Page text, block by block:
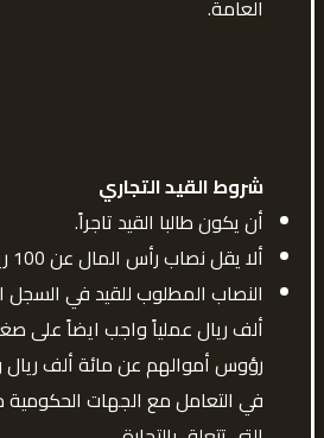
العامة.
شروط القيد التجاري
أن يكون طالبا القيد تاجراً.
ألا يقل نصاب رأس المال عن 100 ريال سعودي.
النصاب المطلوب للقيد في السجل
ألف ريال عملياً واجب ايضاً على
رؤوس أموالهم عن مائة ألف ريال
في التعامل مع الجهات الحكومية